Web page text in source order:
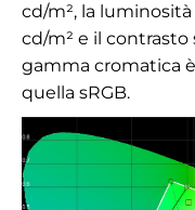
cd/m², la
cd/m² e il contrasto
gamma cromatica
quella sRGB.